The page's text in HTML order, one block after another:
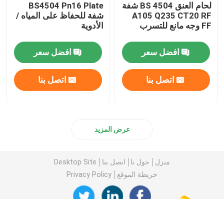
لحام العنق BS 4504 شفة
A105 Q235 CT20 RF
FF وجه مانع للتسرب
افضل سعر
اتصل بنا
BS4504 Pn16 Plate
شفة للحفاظ على المياه /
الأدوية
افضل سعر
اتصل بنا
عرض المزيد
منزل حول نا اتصل بنا
Desktop Site
خريطة الموقع
Privacy Policy